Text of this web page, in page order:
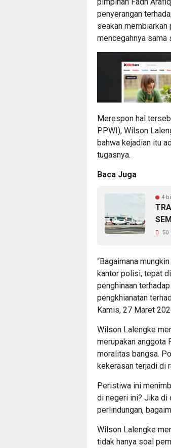
penyerangan
seakan
mencegahnya sama
Merespon hal
PPWI), Wilson
bahwa kejadian itu
tugasnya.
Baca Juga
4
50
“Bagaimana
kantor polisi, tepat
penghinaan
pengkhianatan
Kamis, 27 Maret
Wilson Lalengke
merupakan anggota
moralitas bangsa.
kekerasan terjadi di
Peristiwa ini
di negeri ini? Jika di
perlindungan,
Wilson Lalengke
tidak hanya soal